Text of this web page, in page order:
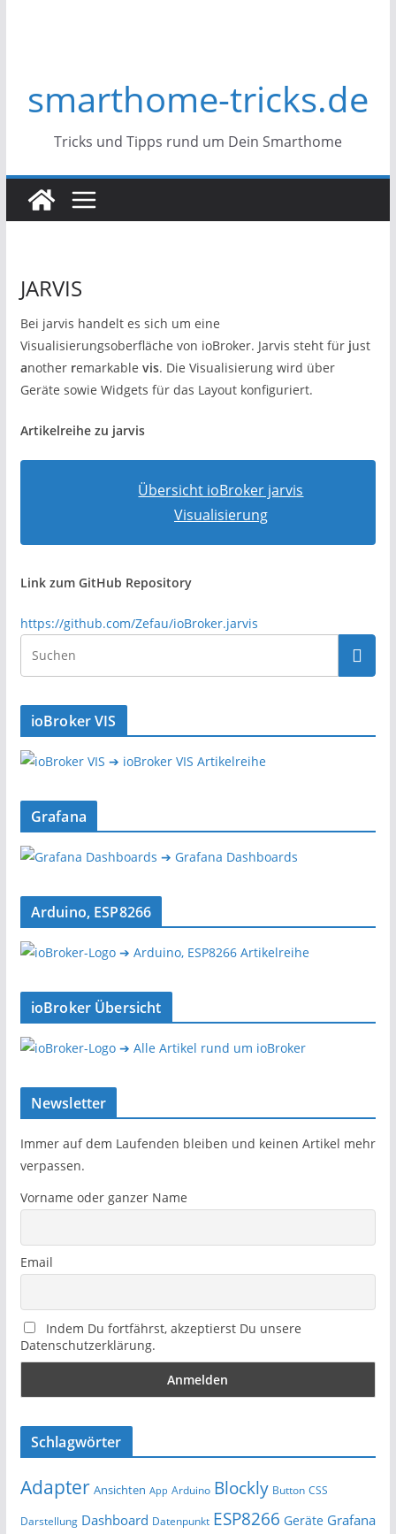
smarthome-tricks.de
Tricks und Tipps rund um Dein Smarthome
JARVIS
Bei jarvis handelt es sich um eine
Visualisierungsoberfläche von ioBroker. Jarvis steht für just
another remarkable vis. Die Visualisierung wird über
Geräte sowie Widgets für das Layout konfiguriert.
Artikelreihe zu jarvis
Übersicht ioBroker jarvis
Visualisierung
Link zum GitHub Repository
https://github.com/Zefau/ioBroker.jarvis
ioBroker VIS
➔ ioBroker VIS Artikelreihe
Grafana
➔ Grafana Dashboards
Arduino, ESP8266
➔ Arduino, ESP8266 Artikelreihe
ioBroker Übersicht
➔ Alle Artikel rund um ioBroker
Newsletter
Immer auf dem Laufenden bleiben und keinen Artikel mehr
verpassen.
Vorname oder ganzer Name
Email
Indem Du fortfährst, akzeptierst Du unsere
Datenschutzerklärung.
Schlagwörter
Adapter Ansichten App Arduino Blockly Button CSS
Darstellung Dashboard Datenpunkt ESP8266 Geräte Grafana